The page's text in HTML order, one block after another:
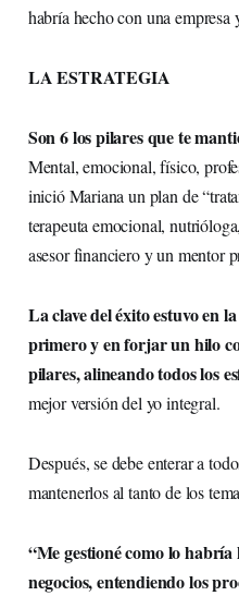
habría hecho con una
LA ESTRATEGIA
Son 6 los pilares que te
Mental, emocional, físico,
inició Mariana un plan de
terapeuta emocional,
asesor financiero y un mentor
La clave del éxito estuvo en
primero y en forjar un hilo
pilares, alineando todos los
mejor versión del yo integral.
Después, se debe enterar a
mantenerlos al tanto de los
“Me gestioné como lo
negocios, entendiendo los